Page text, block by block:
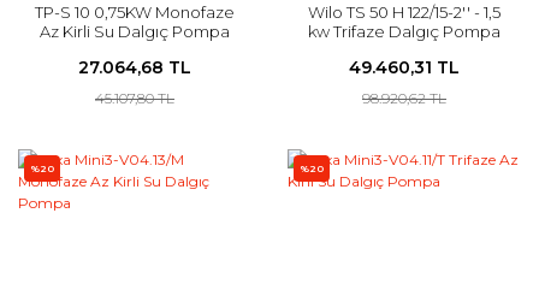
TP-S 10 0,75KW Monofaze
Az Kirli Su Dalgıç Pompa
27.064,68 TL
45.107,80 TL
Wilo TS 50 H 122/15-2'' - 1,5
kw Trifaze Dalgıç Pompa
49.460,31 TL
98.920,62 TL
%20 %20